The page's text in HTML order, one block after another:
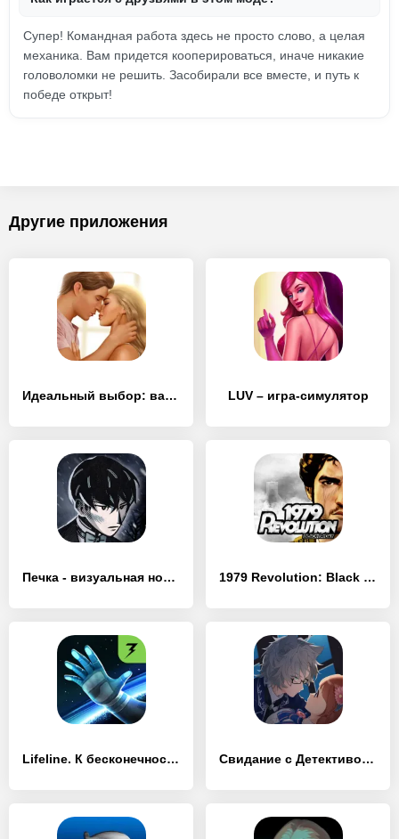
Супер! Командная работа здесь не просто слово, а целая
механика. Вам придется кооперироваться, иначе никакие
головоломки не решить. Засобирали все вместе, и путь к
победе открыт!
Другие приложения
Идеальный выбор: ваша история LUV – игра-симулятор
Печка - визуальная новелла 1979 Revolution: Black Friday
Lifeline. К бесконечности Свидание с Детективом Вульфом